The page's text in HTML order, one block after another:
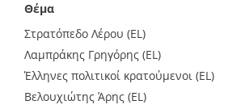
Θέμα
Στρατόπεδο Λέρου (EL)
Λαμπράκης Γρηγόρης (EL)
Έλληνες πολιτικοί κρατούμενοι (EL)
Βελουχιώτης Άρης (EL)